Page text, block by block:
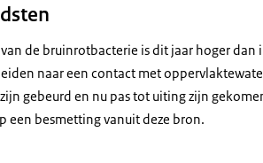
de bruinrotbacterie is dit jaar hoger
naar een contact met
gebeurd en nu pas tot uiting zijn
een besmetting vanuit deze bron.